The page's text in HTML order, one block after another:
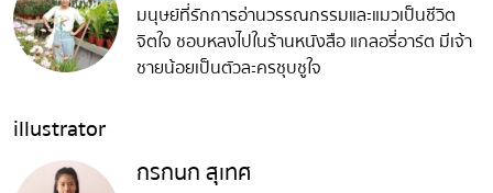
มนุษย์ที่รักการอ่านวรรณกรรมและแมวเป็นชีวิต
จิตใจ ชอบหลงไปในร้านหนังสือ แกลอรี่อาร์ต มีเจ้า
ชายน้อยเป็นตัวละครชุบชูใจ
illustrator
กรกนก สุเทศ